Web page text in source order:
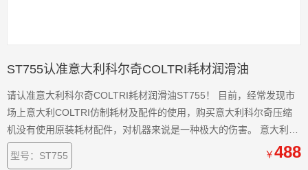
ST755认准意大利科尔奇COLTRI耗材润滑油
请认准意大利科尔奇COLTRI耗材润滑油ST755！ 目前，经常发现市
场上意大利COLTRI仿制耗材及配件的使用，购买意大利科尔奇压缩
机没有使用原装耗材配件，对机器来说是一种极大的伤害。 意大利
COLTRI多次强调使用原装耗材配件的重要性。意大利COLTRI公司已
于10月份发布新品润滑油更换通知也于去年同期登陆中国市场。
型号：ST755 ￥488